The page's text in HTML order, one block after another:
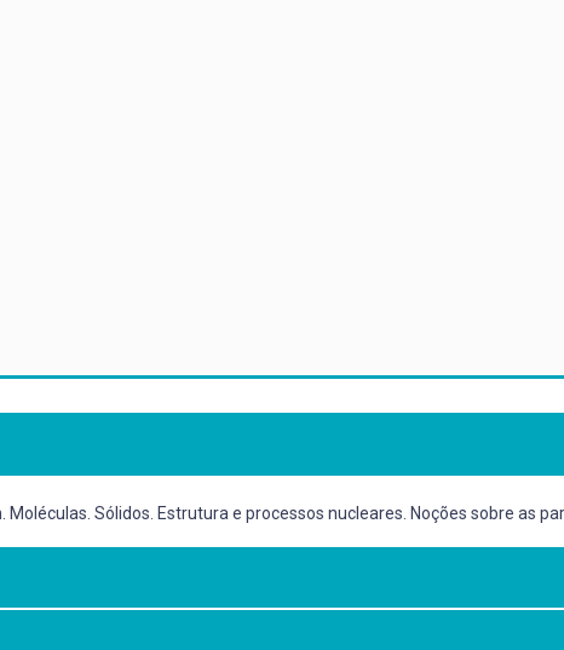
Sólidos. Estrutura e processos nucleares. Noções sobre as